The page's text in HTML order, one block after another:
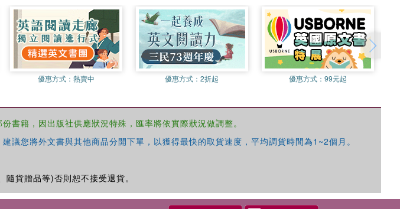
優惠方式： 熱賣中 優惠方式：2折起 優惠方式：99元起
書籍，因出版社供應狀況特殊，匯率將依實際狀況做調整。
您將外文書與其他商品分開下單，以獲得最快的取貨速度，平均調貨時間為1~2個月。
貨贈品等)否則恕不接受退貨。